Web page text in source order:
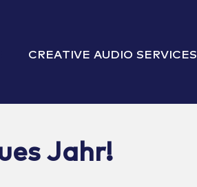
CREATIVE AUDIO SERVICES
Jahr!